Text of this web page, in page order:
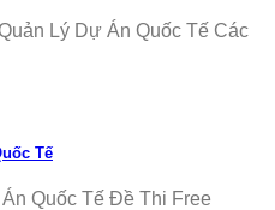
Lý Dự Án Quốc Tế Các
Tế
Quốc Tế Đề Thi Free